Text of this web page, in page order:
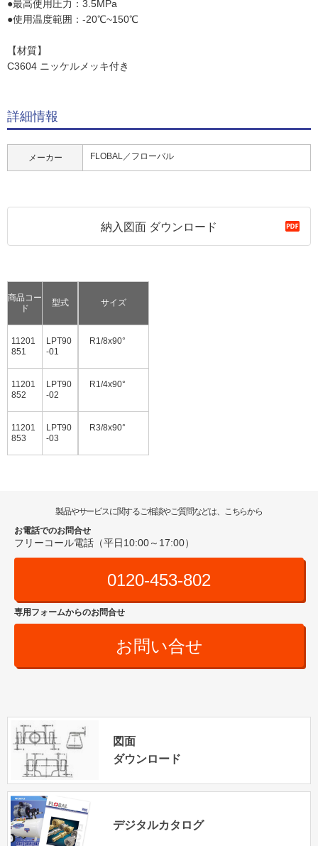
●最高使用圧力：3.5MPa
●使用温度範囲：-20℃~150℃
【材質】
C3604 ニッケルメッキ付き
詳細情報
メーカー FLOBAL／フローバル
納入図面 ダウンロード
商品コー
ド
型式
11201
851
LPT90
-01
11201
852
LPT90
-02
11201
853
LPT90
-03
サイズ
R1/8x90°
R1/4x90°
R3/8x90°
製品やサービスに関するご相談やご質問などは、こちらから
お電話でのお問合せ
フリーコール電話（平日10:00～17:00）
0120-453-802
専用フォームからのお問合せ
お問い合せ
図面
ダウンロード
デジタルカタログ